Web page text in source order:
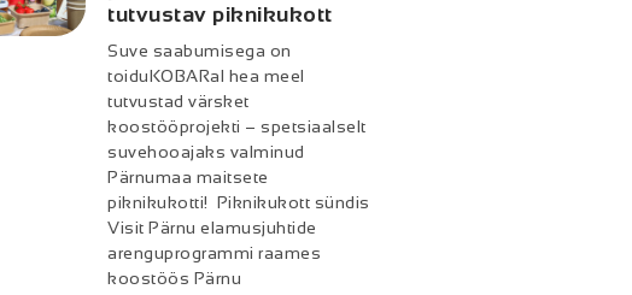
tutvustav piknikukott
Suve saabumisega on
toiduKOBARal hea meel
tutvustad värsket
koostööprojekti – spetsiaalselt
suvehooajaks valminud
Pärnumaa maitsete
piknikukotti! Piknikukott sündis
Visit Pärnu elamusjuhtide
arenguprogrammi raames
koostöös Pärnu